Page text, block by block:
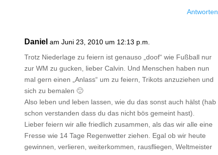
Antworten
Daniel am Juni 23, 2010 um 12:13 p.m.
Trotz Niederlage zu feiern ist genauso „doof“ wie Fußball nur
zur WM zu gucken, lieber Calvin. Und Menschen haben nun
mal gern einen „Anlass“ um zu feiern, Trikots anzuziehen und
sich zu bemalen 🙂
Also leben und leben lassen, wie du das sonst auch hälst (hab
schon verstanden dass du das nicht bös gemeint hast).
Lieber feiern wir alle friedlich zusammen, als das wir alle eine
Fresse wie 14 Tage Regenwetter ziehen. Egal ob wir heute
gewinnen, verlieren, weiterkommen, rausfliegen, Weltmeister